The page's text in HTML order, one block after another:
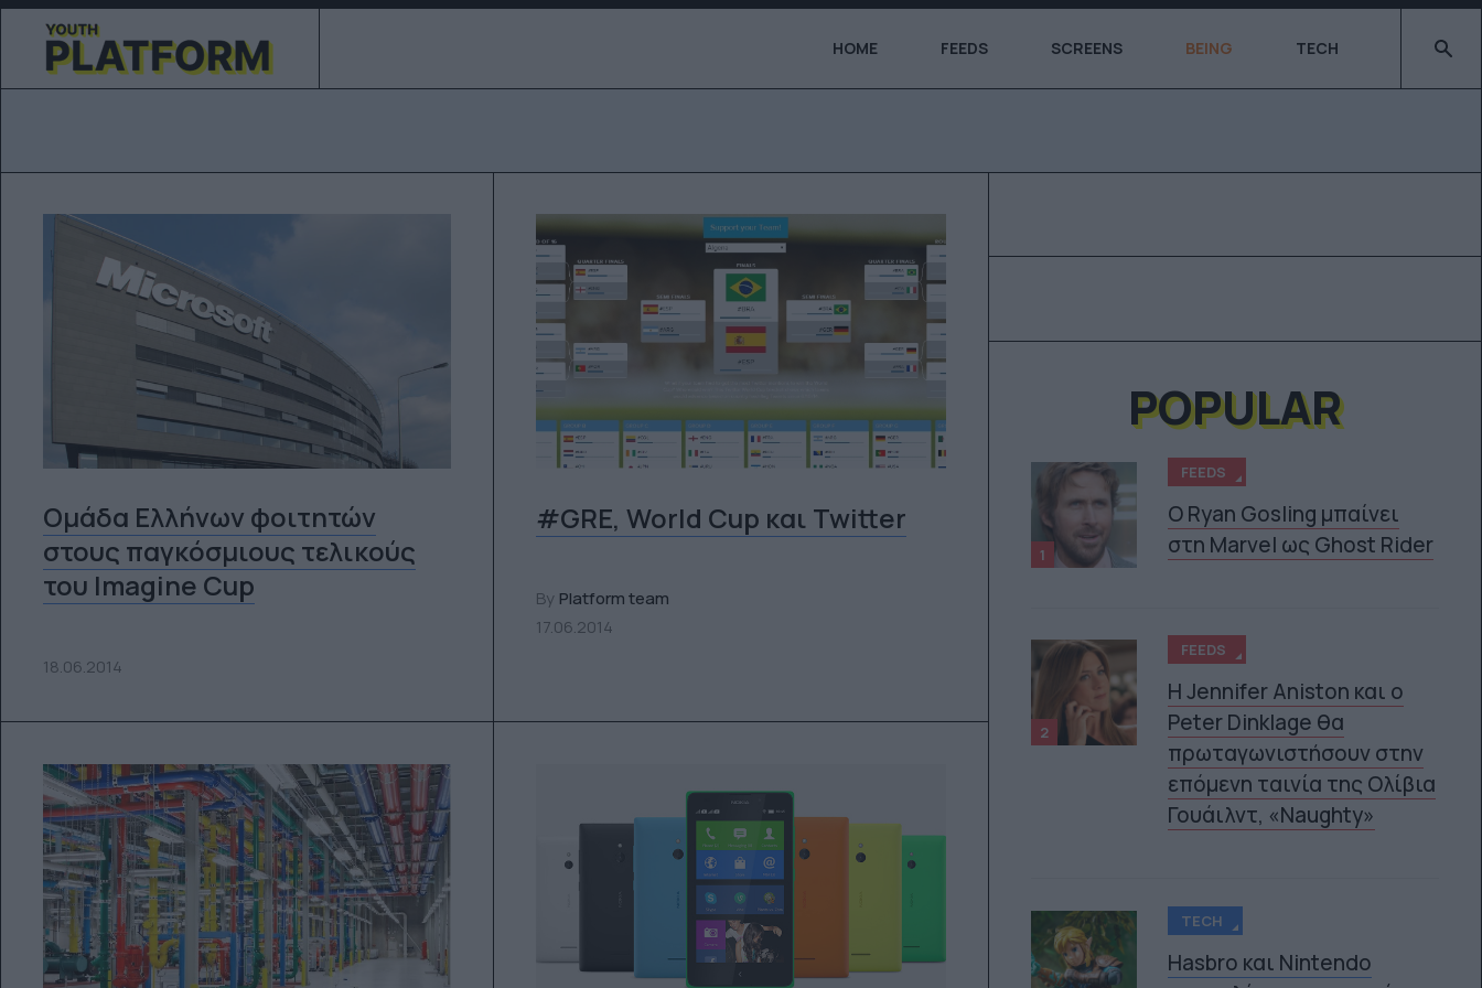
HOME FEEDS SCREENS BEING TECH Type
Ομάδα Ελλήνων φοιτητών
στους παγκόσμιους τελικούς
του Imagine Cup
18.06.2014
#GRE, World Cup και Twitter
By Platform team
17.06.2014
POPULAR
1
FEEDS
Ο Ryan Gosling μπαίνει
στη Marvel ως Ghost Rider
2
FEEDS
Η Jennifer Aniston και ο
Peter Dinklage θα
πρωταγωνιστήσουν στην
επόμενη ταινία της Ολίβια
Γουάιλντ, «Naughty»
TECH
Hasbro και Nintendo